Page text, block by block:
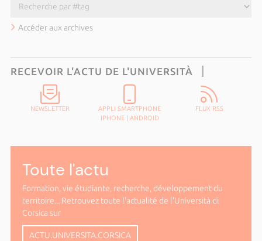
Accéder aux archives
RECEVOIR L'ACTU DE L'UNIVERSITÀ
NEWSLETTER
APPLI SMARTPHONE
IPHONE| ANDROID
FLUX RSS
Toute l'actu
Formation, vie étudiante, recherche, développement du
territoire... Retrouvez toute l'actualité de l'Università di
Corsica sur
ACTU.UNIVERSITA.CORSICA